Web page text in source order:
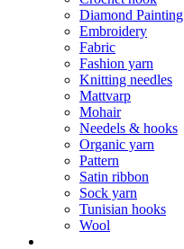
Diamond Painting
Embroidery
Fabric
Fashion yarn
Knitting needles
Mattvarp
Mohair
Needels & hooks
Organic yarn
Pattern
Satin ribbon
Sock yarn
Tunisian hooks
Wool